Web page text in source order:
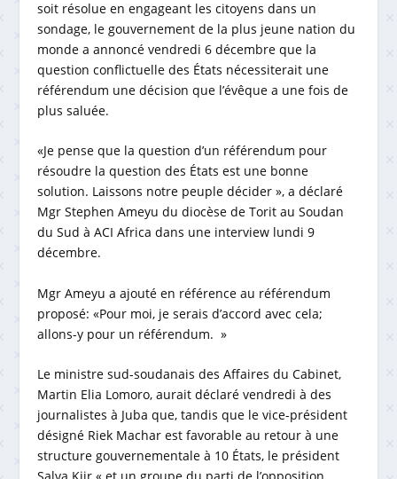
soit résolue en engageant les citoyens dans un
sondage, le gouvernement de la plus jeune nation du
monde a annoncé vendredi 6 décembre que la
question conflictuelle des États nécessiterait une
référendum une décision que l’évêque a une fois de
plus saluée.
«Je pense que la question d’un référendum pour
résoudre la question des États est une bonne
solution. Laissons notre peuple décider », a déclaré
Mgr Stephen Ameyu du diocèse de Torit au Soudan
du Sud à ACI Africa dans une interview lundi 9
décembre.
Mgr Ameyu a ajouté en référence au référendum
proposé: «Pour moi, je serais d’accord avec cela;
allons-y pour un référendum. »
Le ministre sud-soudanais des Affaires du Cabinet,
Martin Elia Lomoro, aurait déclaré vendredi à des
journalistes à Juba que, tandis que le vice-président
désigné Riek Machar est favorable au retour à une
structure gouvernementale à 10 États, le président